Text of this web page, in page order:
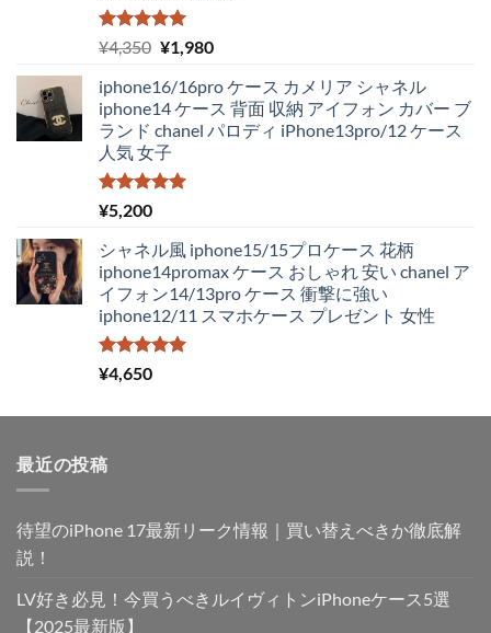
5段階中
5.00
の評価
¥4,350 元
価
格
は
¥4,350
で
¥1,980現
の
価
格
iphone16/16pro ケース カメリア シャネル
iphone14 ケース 背面 収納 アイフォン カバー ブ
ランド chanel パロディ iPhone13pro/12 ケース
人気 女子
5段階中
5.00
¥5,200
シャネル風 iphone15/15プロケース 花柄
iphone14promax ケース おしゃれ 安い chanel ア
イフォン14/13pro ケース 衝撃に強い
iphone12/11 スマホケース プレゼント 女性
5段階中
5.00
¥4,650
最近の投稿
待望のiPhone 17最新リーク情報｜買い替えべきか徹底解
説！
LV好き必見！今買うべきルイヴィトンiPhoneケース5選
【2025最新版】